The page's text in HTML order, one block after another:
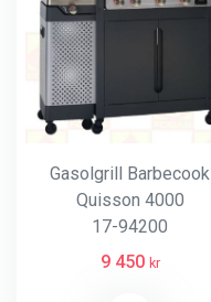
Gasolgrill Barbecook
Quisson 4000
17-94200
9 450 kr